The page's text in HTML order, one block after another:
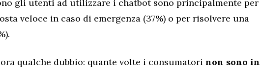
gli utenti ad utilizzare i chatbot sono principalmente per
veloce in caso di emergenza (37%) o per risolvere una
qualche dubbio: quante volte i consumatori non sono in